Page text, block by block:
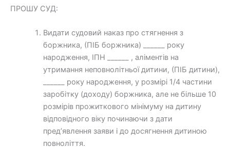
ПРОШУ СУД:
Видати судовий наказ про стягнення з
боржника, (ПІБ боржника) ______ року
народження, ІПН ______ , аліментів на
утримання неповнолітньої дитини, (ПІБ дитини),
______ року народження, у розмірі 1/4 частини
заробітку (доходу) боржника, але не більше 10
розмірів прожиткового мінімуму на дитину
відповідного віку починаючи з дати
пред’явлення заяви і до досягнення дитиною
повноліття.